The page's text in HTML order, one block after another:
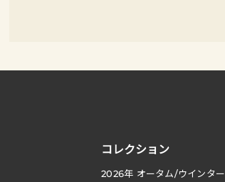
コレクション
2026年 オータム/ウインター